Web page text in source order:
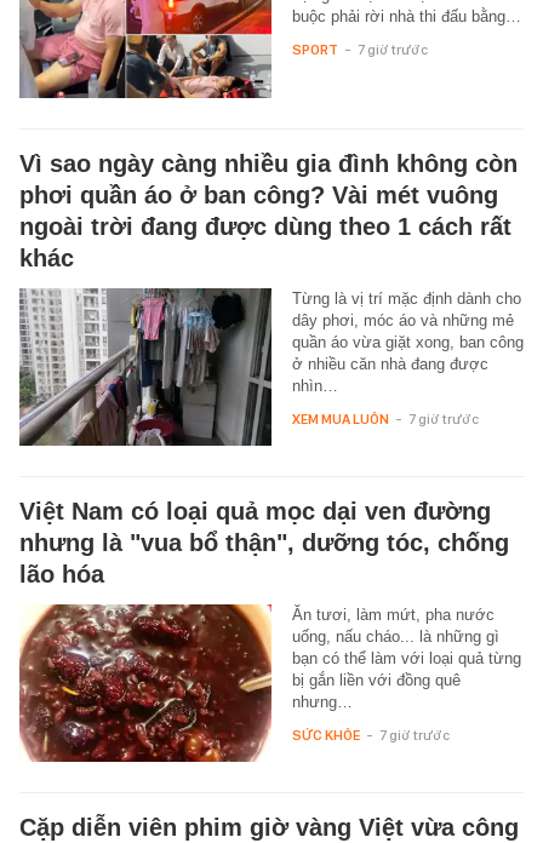
buộc phải rời nhà thi đấu bằng…
SPORT - 7 giờ trước
Vì sao ngày càng nhiều gia đình không còn
phơi quần áo ở ban công? Vài mét vuông
ngoài trời đang được dùng theo 1 cách rất
khác
Từng là vị trí mặc định dành cho
dây phơi, móc áo và những mẻ
quần áo vừa giặt xong, ban công
ở nhiều căn nhà đang được
nhìn…
XEM MUA LUÔN - 7 giờ trước
Việt Nam có loại quả mọc dại ven đường
nhưng là "vua bổ thận", dưỡng tóc, chống
lão hóa
Ăn tươi, làm mứt, pha nước
uống, nấu cháo... là những gì
bạn có thể làm với loại quả từng
bị gắn liền với đồng quê
nhưng…
SỨC KHỎE - 7 giờ trước
Cặp diễn viên phim giờ vàng Việt vừa công